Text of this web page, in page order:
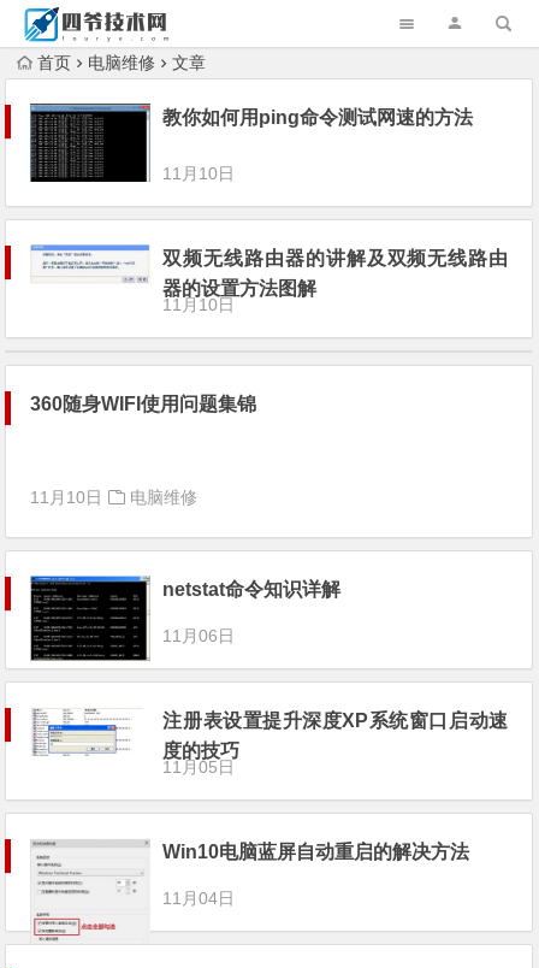
首页 电脑维修 文章
教你如何用ping命令测试网速的方法
11月10日
双频无线路由器的讲解及双频无线路由
器的设置方法图解
11月10日
360随身WIFI使用问题集锦
11月10日 电脑维修
netstat命令知识详解
11月06日
注册表设置提升深度XP系统窗口启动速
度的技巧
11月05日
Win10电脑蓝屏自动重启的解决方法
11月04日